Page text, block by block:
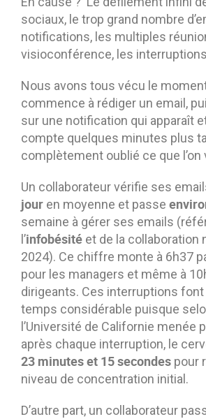
sociaux, le trop grand nombre
notifications, les multiples
visioconférence, les
Nous avons tous vécu le moment
commence à rédiger un email,
sur une notification qui apparaît
compte quelques minutes plus
complètement oublié ce que l’on
Un collaborateur vérifie ses
jour en moyenne et passe
semaine à gérer ses emails
l’infobésité et de la collaboration
2024). Ce chiffre monte à 6h37
pour les managers et même à
dirigeants. Ces interruptions font
temps considérable puisque
l’Université de Californie menée
après chaque interruption, le
23 minutes et 15 secondes pour
niveau de concentration initial.
D’autre part, un collaborateur